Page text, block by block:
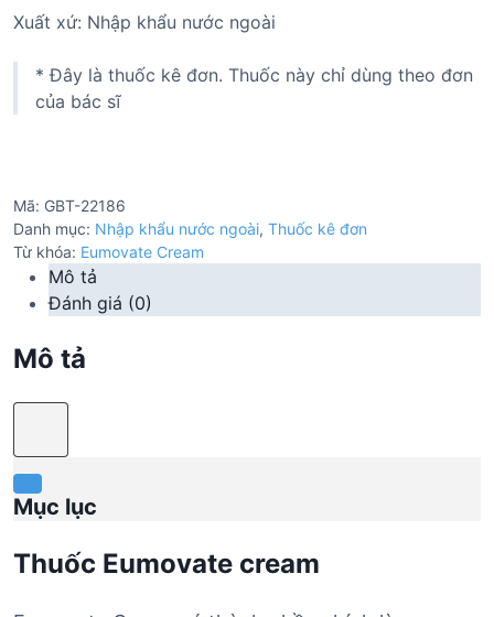
Xuất xứ: Nhập khẩu nước ngoài
* Đây là thuốc kê đơn. Thuốc này chỉ dùng theo đơn
của bác sĩ
Mã: GBT-22186
Danh mục: Nhập khẩu nước ngoài, Thuốc kê đơn
Từ khóa: Eumovate Cream
Mô tả
Đánh giá (0)
Mô tả
Mục lục
Thuốc Eumovate cream